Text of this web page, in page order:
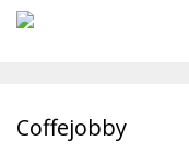
Coffejobby